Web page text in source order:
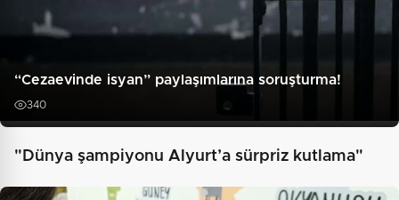
“Cezaevinde isyan” paylaşımlarına soruşturma!
340
"Dünya şampiyonu Alyurt’a sürpriz kutlama"